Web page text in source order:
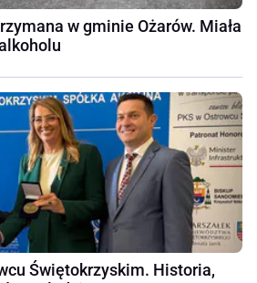
w gminie Ożarów. Miała
Świętokrzyskim. Historia,